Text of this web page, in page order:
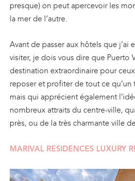
presque) on peut apercevoir les
la mer de l’autre.
Avant de passer aux hôtels que j’ai
visiter, je dois vous dire que Puerto
destination extraordinaire pour
reposer et profiter de tout ce qu’un
mais qui apprécient également
nombreux attraits du centre-ville,
près, ou de la très charmante ville
MARIVAL RESIDENCES LUXURY